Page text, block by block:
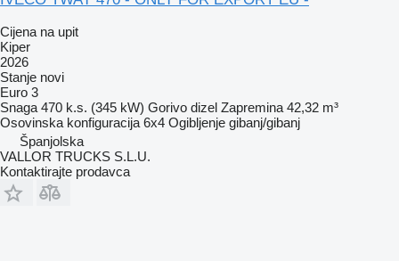
Cijena na upit
Kiper
2026
Stanje novi
Euro 3
Snaga 470 k.s. (345 kW) Gorivo dizel Zapremina 42,32 m³
Osovinska konfiguracija 6x4 Ogibljenje gibanj/gibanj
Španjolska
VALLOR TRUCKS S.L.U.
Kontaktirajte prodavca